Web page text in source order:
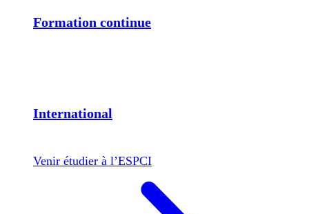
Formation continue
International
Venir étudier à l’ESPCI